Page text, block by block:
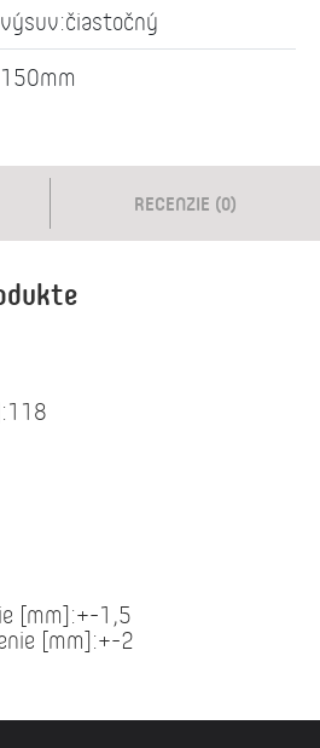
výsuv:čiastočný
150mm
RECENZIE (0)
[mm]:+-1,5
[mm]:+-2